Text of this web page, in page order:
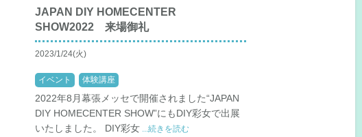
JAPAN DIY HOMECENTER
SHOW2022 来場御礼
2023/1/24(火)
イベント 体験講座
2022年8月幕張メッセで開催されました“JAPAN
DIY HOMECENTER SHOW”にもDIY彩女で出展
いたしました。 DIY彩女...続きを読む